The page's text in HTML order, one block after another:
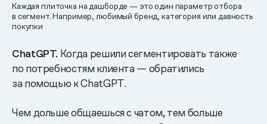
Каждая плиточка на дашборде — это один параметр отбора
в сегмент. Например, любимый бренд, категория или давность
покупки
ChatGPT. Когда решили сегментировать также
по потребностям клиента — обратились
за помощью к ChatGPT.
Чем дольше общаешься с чатом, тем больше